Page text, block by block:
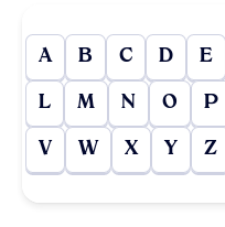
A B C D E
L M N O P
V W X Y Z